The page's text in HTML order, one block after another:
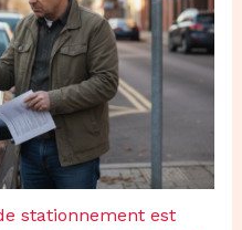
stationnement est